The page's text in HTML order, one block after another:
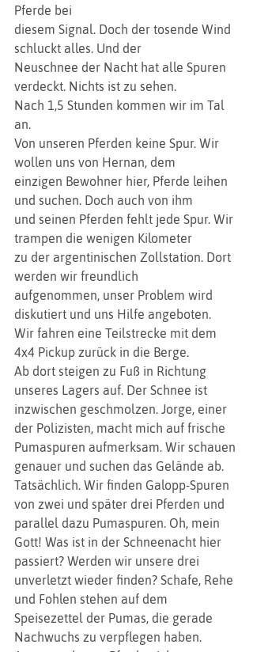
Pferde bei
diesem Signal. Doch der tosende Wind
schluckt alles. Und der
Neuschnee der Nacht hat alle Spuren
verdeckt. Nichts ist zu sehen.
Nach 1,5 Stunden kommen wir im Tal
an.
Von unseren Pferden keine Spur. Wir
wollen uns von Hernan, dem
einzigen Bewohner hier, Pferde leihen
und suchen. Doch auch von ihm
und seinen Pferden fehlt jede Spur. Wir
trampen die wenigen Kilometer
zu der argentinischen Zollstation. Dort
werden wir freundlich
aufgenommen, unser Problem wird
diskutiert und uns Hilfe angeboten.
Wir fahren eine Teilstrecke mit dem
4x4 Pickup zurück in die Berge.
Ab dort steigen zu Fuß in Richtung
unseres Lagers auf. Der Schnee ist
inzwischen geschmolzen. Jorge, einer
der Polizisten, macht mich auf frische
Pumaspuren aufmerksam. Wir schauen
genauer und suchen das Gelände ab.
Tatsächlich. Wir finden Galopp-Spuren
von zwei und später drei Pferden und
parallel dazu Pumaspuren. Oh, mein
Gott! Was ist in der Schneenacht hier
passiert? Werden wir unsere drei
unverletzt wieder finden? Schafe, Rehe
und Fohlen stehen auf dem
Speisezettel der Pumas, die gerade
Nachwuchs zu verpflegen haben.